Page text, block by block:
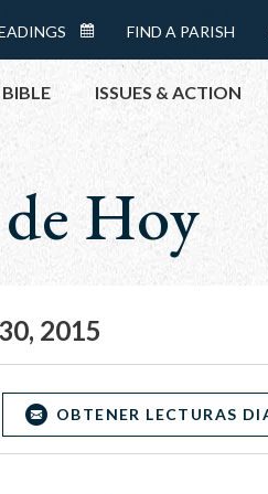
READINGS
CALENDAR
FIND A PARISH
BIBLE ISSUES & ACTION
HELP NOW
TAKE ACTION
CONTACT
Hoy
2015
OBTENER LECTURAS